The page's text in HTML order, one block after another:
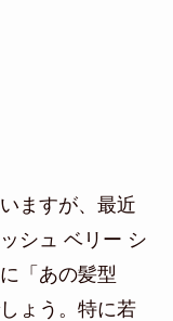
ますが、最近
シュ ベリー シ
「あの髪型
ょう。特に若